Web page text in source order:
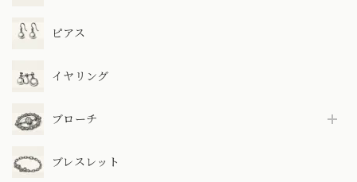
ピアス
イヤリング
ブローチ
ブレスレット